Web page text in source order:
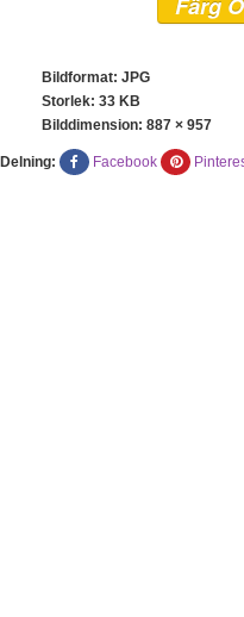
Färg
Bildformat: JPG
Storlek: 33 KB
Bilddimension: 887 × 957
Delning: Facebook